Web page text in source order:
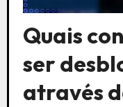
Quais
ser
através